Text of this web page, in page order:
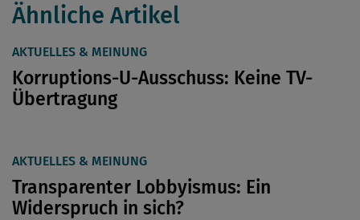
Ähnliche Artikel
AKTUELLES & MEINUNG
Korruptions-U-Ausschuss: Keine TV-
Übertragung
AKTUELLES & MEINUNG
Transparenter Lobbyismus: Ein
Widerspruch in sich?